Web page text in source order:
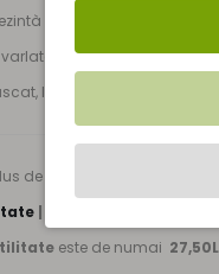
alte contraindicatil sau
si echilibrata si un
la temperatura camerel,
de firma
si face
|
este de numai